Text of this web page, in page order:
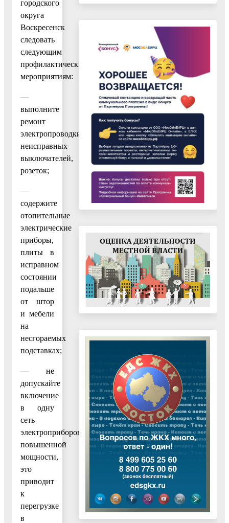
городского
округа
Воскресенск
следовать
следующим
профилактическим
мероприятиям:
—
выполните
ремонт
электропроводки,
неисправных
выключателей,
розеток;
—
содержите
отопительные
электрические
приборы,
плиты в
исправном
состоянии
подальше
от штор
и мебели
на
несгораемых
подставках;
— не
допускайте
включение
в одну
сеть
электроприборов
повышенной
мощности,
это
приводит
к
перегрузке
в